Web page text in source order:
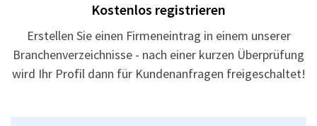
Kostenlos registrieren
Erstellen Sie einen Firmeneintrag in einem unserer
Branchenverzeichnisse - nach einer kurzen Überprüfung
wird Ihr Profil dann für Kundenanfragen freigeschaltet!